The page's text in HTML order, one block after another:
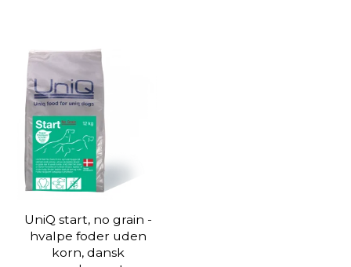
UniQ start, no grain -
hvalpe foder uden
korn, dansk